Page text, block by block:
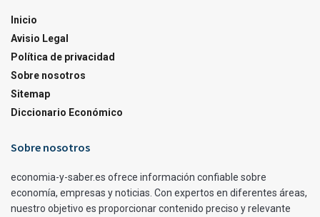
Inicio
Avisio Legal
Política de privacidad
Sobre nosotros
Sitemap
Diccionario Económico
Sobre nosotros
economia-y-saber.es ofrece información confiable sobre
economía, empresas y noticias. Con expertos en diferentes áreas,
nuestro objetivo es proporcionar contenido preciso y relevante